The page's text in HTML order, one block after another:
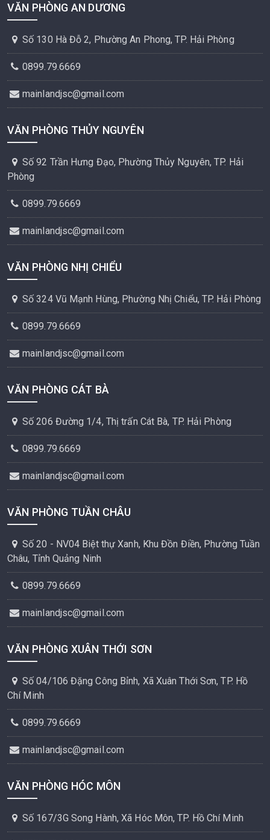
VĂN PHÒNG AN DƯƠNG
Số 130 Hà Đỗ 2, Phường An Phong, TP. Hải Phòng
0899.79.6669
mainlandjsc@gmail.com
VĂN PHÒNG THỦY NGUYÊN
Số 92 Trần Hưng Đạo, Phường Thủy Nguyên, TP. Hải
Phòng
0899.79.6669
mainlandjsc@gmail.com
VĂN PHÒNG NHỊ CHIỂU
Số 324 Vũ Mạnh Hùng, Phường Nhị Chiểu, TP. Hải Phòng
0899.79.6669
mainlandjsc@gmail.com
VĂN PHÒNG CÁT BÀ
Số 206 Đường 1/4, Thị trấn Cát Bà, TP. Hải Phòng
0899.79.6669
mainlandjsc@gmail.com
VĂN PHÒNG TUẦN CHÂU
Số 20 - NV04 Biệt thự Xanh, Khu Đồn Điền, Phường Tuần
Châu, Tỉnh Quảng Ninh
0899.79.6669
mainlandjsc@gmail.com
VĂN PHÒNG XUÂN THỚI SƠN
Số 04/106 Đặng Công Bỉnh, Xã Xuân Thới Sơn, TP. Hồ
Chí Minh
0899.79.6669
mainlandjsc@gmail.com
VĂN PHÒNG HÓC MÔN
Số 167/3G Song Hành, Xã Hóc Môn, TP. Hồ Chí Minh